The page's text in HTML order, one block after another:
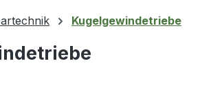
Kugelgewindetriebe